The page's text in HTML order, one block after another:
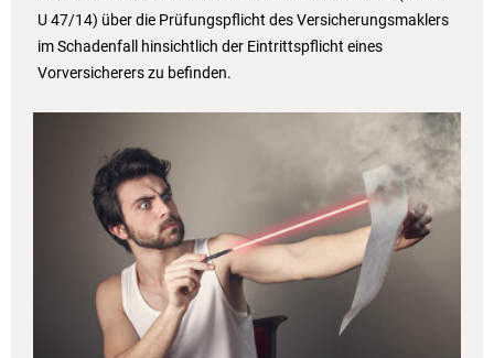
U 47/14) über die Prüfungspflicht des Versicherungsmaklers
im Schadenfall hinsichtlich der Eintrittspflicht eines
Vorversicherers zu befinden.